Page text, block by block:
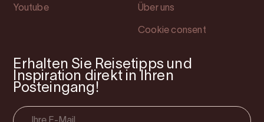
Youtube Über uns
Cookie consent
Erhalten Sie Reisetipps und
Inspiration direkt in Ihren
Posteingang!